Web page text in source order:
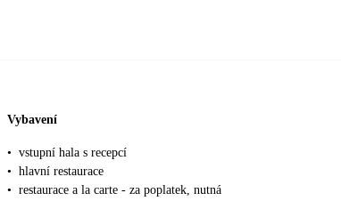
Vybavení
• vstupní hala s recepcí
• hlavní restaurace
• restaurace a la carte - za poplatek, nutná